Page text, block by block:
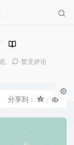
暂无评论
分享到：